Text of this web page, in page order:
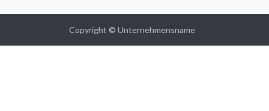
Copyright © Unternehmensname